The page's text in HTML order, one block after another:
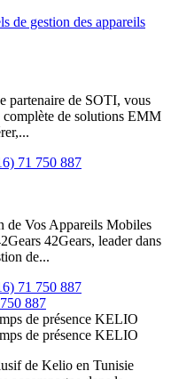
de gestion des appareils
partenaire de SOTI, vous
complète de solutions EMM
71 750 887
de Vos Appareils Mobiles
42Gears, leader dans
de...
71 750 887
887
de présence KELIO
de présence KELIO
de Kelio en Tunisie